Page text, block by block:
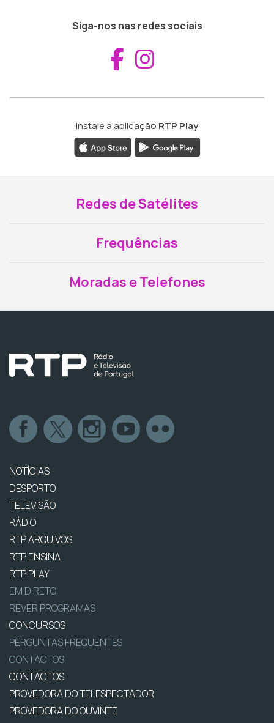
Siga-nos nas redes sociais
Aceder ao
Instale a aplicação RTP Play
Redes de Satélites
Frequências
Moradas e Telefones
NOTÍCIAS
DESPORTO
TELEVISÃO
RÁDIO
RTP ARQUIVOS
RTP ENSINA
RTP PLAY
EM DIRETO
REVER PROGRAMAS
CONCURSOS
PERGUNTAS FREQUENTES
CONTACTOS
CONTACTOS
PROVEDORA DO TELESPECTADOR
PROVEDORA DO OUVINTE